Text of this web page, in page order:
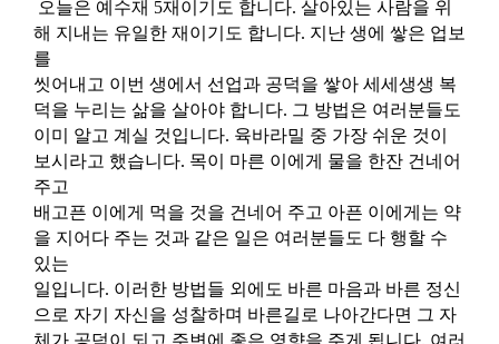
오늘은 예수재 5재이기도 합니다. 살아있는 사람을 위
해 지내는 유일한 재이기도 합니다. 지난 생에 쌓은 업보
를
씻어내고 이번 생에서 선업과 공덕을 쌓아 세세생생 복
덕을 누리는 삶을 살아야 합니다. 그 방법은 여러분들도
이미 알고 계실 것입니다. 육바라밀 중 가장 쉬운 것이
보시라고 했습니다. 목이 마른 이에게 물을 한잔 건네어
주고
배고픈 이에게 먹을 것을 건네어 주고 아픈 이에게는 약
을 지어다 주는 것과 같은 일은 여러분들도 다 행할 수
있는
일입니다. 이러한 방법들 외에도 바른 마음과 바른 정신
으로 자기 자신을 성찰하며 바른길로 나아간다면 그 자
체가 공덕이 되고 주변에 좋은 영향을 주게 됩니다. 여러